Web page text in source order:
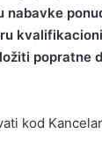
popratne
kod